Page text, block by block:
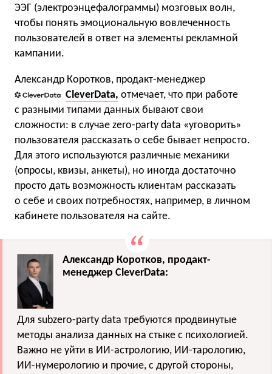
ЭЭГ (электроэнцефалограммы) мозговых волн,
чтобы понять эмоциональную вовлеченность
пользователей в ответ на элементы рекламной
кампании.
Александр Коротков, продакт-менеджер
CleverData, отмечает, что при работе
с разными типами данных бывают свои
сложности: в случае zero-party data «уговорить»
пользователя рассказать о себе бывает непросто.
Для этого используются различные механики
(опросы, квизы, анкеты), но иногда достаточно
просто дать возможность клиентам рассказать
о себе и своих потребностях, например, в личном
кабинете пользователя на сайте.
Александр Коротков, продакт-
менеджер CleverData:
Для subzero-party data требуются продвинутые
методы анализа данных на стыке с психологией.
Важно не уйти в ИИ-астрологию, ИИ-тарологию,
ИИ-нумерологию и прочие, с другой стороны,